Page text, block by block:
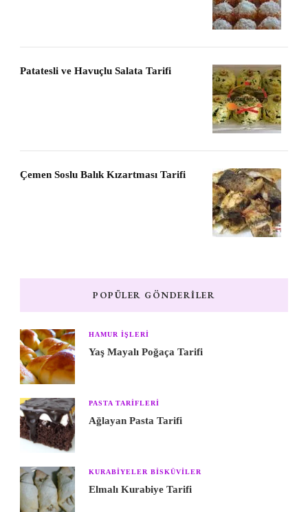
Patatesli ve Havuçlu Salata Tarifi
Çemen Soslu Balık Kızartması Tarifi
POPÜLER GÖNDERILER
HAMUR IŞLERI
Yaş Mayalı Poğaça Tarifi
PASTA TARIFLERI
Ağlayan Pasta Tarifi
KURABIYELER BISKÜVILER
Elmalı Kurabiye Tarifi